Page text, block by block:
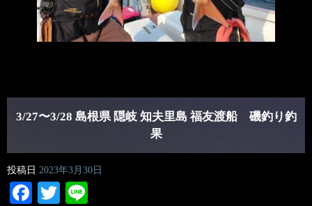
3/27〜3/28 島根県 隠岐 知夫里島 福友渡船 磯釣り釣
果
投稿日 2023年3月30日
Facebook
Twitter